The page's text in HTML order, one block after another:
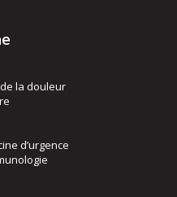
la douleur
d’urgence